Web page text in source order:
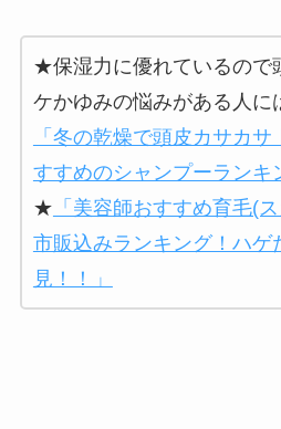
★保湿力に優れているので
ケかゆみの悩みがある人に
「冬の乾燥で頭皮カサカ
すすめのシャンプーランキ
★ 「美容師おすすめ育毛(
市販込みランキング！ハゲ
見！！」